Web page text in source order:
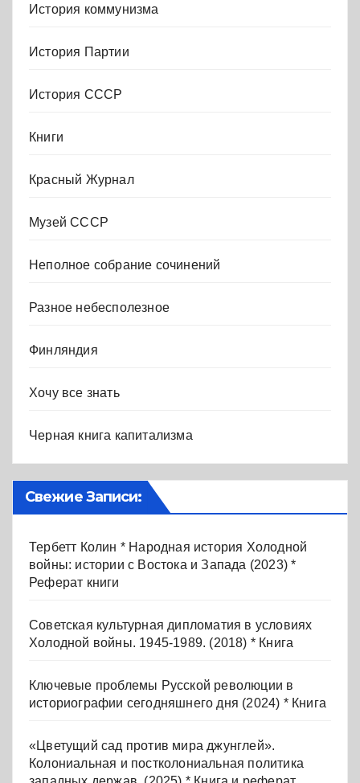
История коммунизма
История Партии
История СССР
Книги
Красный Журнал
Музей СССР
Неполное собрание сочинений
Разное небесполезное
Финляндия
Хочу все знать
Черная книга капитализма
Свежие Записи:
Тербетт Колин * Народная история Холодной
войны: истории с Востока и Запада (2023) *
Реферат книги
Советская культурная дипломатия в условиях
Холодной войны. 1945-1989. (2018) * Книга
Ключевые проблемы Русской революции в
историографии сегодняшнего дня (2024) * Книга
«Цветущий сад против мира джунглей».
Колониальная и постколониальная политика